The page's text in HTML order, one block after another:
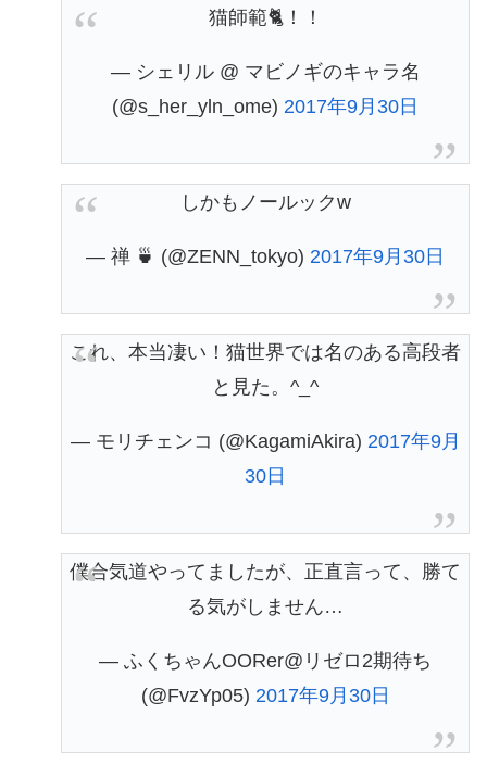
猫師範🐈！！
— シェリル @ マビノギのキャラ名
(@s_her_yln_ome) 2017年9月30日
しかもノールックw
— 禅 🍵 (@ZENN_tokyo) 2017年9月30日
これ、本当凄い！猫世界では名のある高段者
と見た。^_^
— モリチェンコ (@KagamiAkira) 2017年9月
30日
僕合気道やってましたが、正直言って、勝て
る気がしません…
— ふくちゃんOORer@リゼロ2期待ち
(@FvzYp05) 2017年9月30日